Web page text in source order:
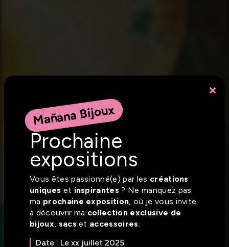
×
Mañana Bijoux
Prochaine
expositions
Vous êtes passionné(e) par les créations
uniques et inspirantes? Ne manquez pas
ma prochaine exposition , où je vous invite
à découvrir ma collection exclusive de
bijoux sacset accessoires
Date : Le xx juillet 2025